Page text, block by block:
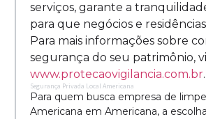
serviços, garante a
para que negócios e
Para mais informações sobre
segurança do seu patrimônio,
www.protecaovigilancia.com.br.
Segurança Privada Local Americana
Para quem busca empresa de
Americana em Americana, a